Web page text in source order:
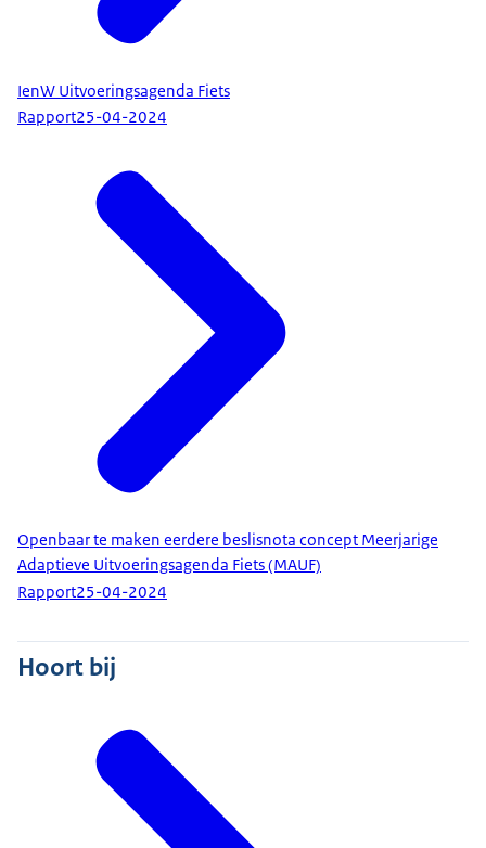
IenW Uitvoeringsagenda Fiets
Rapport25-04-2024
Openbaar te maken eerdere beslisnota concept Meerjarige
Adaptieve Uitvoeringsagenda Fiets (MAUF)
Rapport25-04-2024
Hoort bij